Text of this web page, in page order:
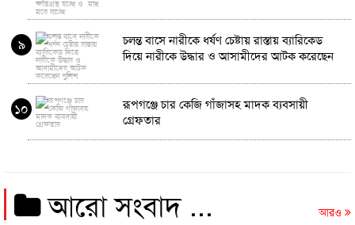
৯
চলন্ত বাসে নারীকে ধর্ষণ চেষ্টায় রাস্তায় ব্যারিকেড
দিয়ে নারীকে উদ্ধার ও আসামীদের আটক করেছেন
১০
রূপগঞ্জে চার কেজি গাঁজাসহ মাদক ব্যবসায়ী
গ্রেফতার
আরো সংবাদ ... আরও